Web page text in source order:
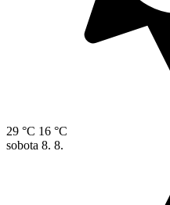
29 °C 16 °C
sobota 8. 8.